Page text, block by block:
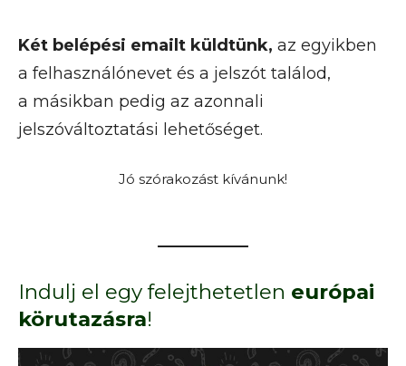
Két belépési emailt küldtünk, az egyikben
a felhasználónevet és a jelszót találod,
a másikban pedig az azonnali
jelszóváltoztatási lehetőséget.
Jó szórakozást kívánunk!
Indulj el egy felejthetetlen európai
körutazásra!